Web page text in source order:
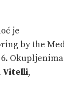
je
by the
Okupljenima
Vitelli,